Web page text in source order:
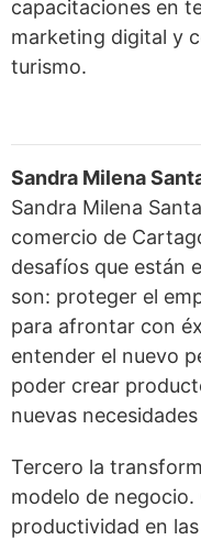
capacitaciones en
marketing digital y
turismo.
Sandra Milena
Sandra Milena
comercio de
desafíos que están
son: proteger el
para afrontar con
entender el nuevo
poder crear
nuevas
Tercero la
modelo de
productividad en